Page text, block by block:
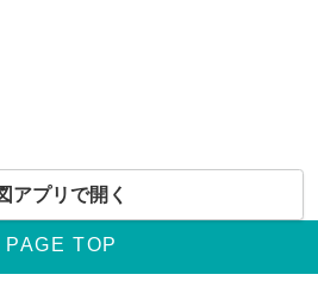
アプリで開く
PAGE TOP